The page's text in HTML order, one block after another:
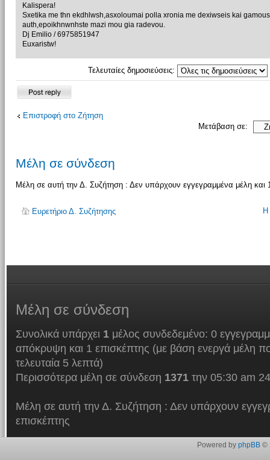
Kalispera!
Sxetika me thn ekdhlwsh,asxoloumai polla xronia me dexiwseis kai
auth,epoikhnwnhste mazi mou gia radevou.
Dj Emilio / 6975851947
Euxaristw!
Τελευταίες δημοσιεύσεις:
Δημιουργία
απάντησης
Επιστροφή στο Ζήτηση
Μετάβαση σε:
Μέλη σε σύνδεση
Μέλη σε αυτή την Δ. Συζήτηση : Δεν υπάρχουν εγγεγραμμένα μέλη και
Ευρετήριο Δ. Συζήτησης Η
Μέλη σε σύνδεση
Συνολικά υπάρχει 1μέλος συνδεδεμένο: 0
απόκρυψη και 1 επισκέπτης (με βάση ενεργά μέλη
τελευταία 5 λεπτά)
Περισσότερα μέλη σε σύνδεση 1371την 05:30 am
Μέλη σε αυτή την Δ. Συζήτηση : Δεν υπάρχουν
επισκέπτης
Powered by phpBB©